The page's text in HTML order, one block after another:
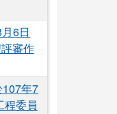
6日
審作
年7
程委員